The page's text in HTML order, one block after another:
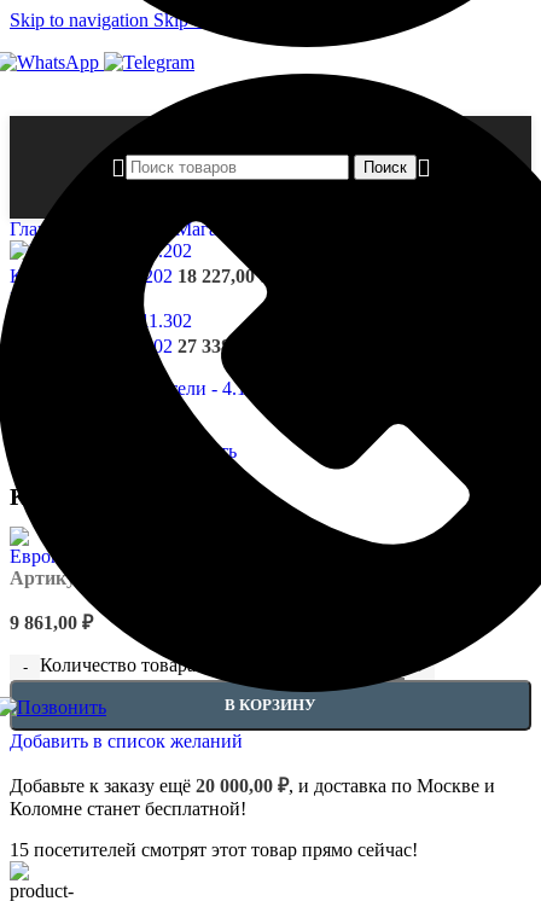
Skip to navigation Skip to main content
Поиск
Главная страница Магазин
Капители - 4.11.202 18 227,00₽
Назад к товарам
Капители - 4.11.302 27 338,00
Нажмите, чтобы увеличить
Капители — 4.11.301
Артикул:
9 861,00 ₽
Количество товара Капители - 4.11.301
В КОРЗИНУ
Добавить в список желаний
Добавьте к заказу ещё 20 000,00 ₽, и доставка по Москве и
Коломне станет бесплатной!
15 посетителей смотрят этот товар прямо сейчас!